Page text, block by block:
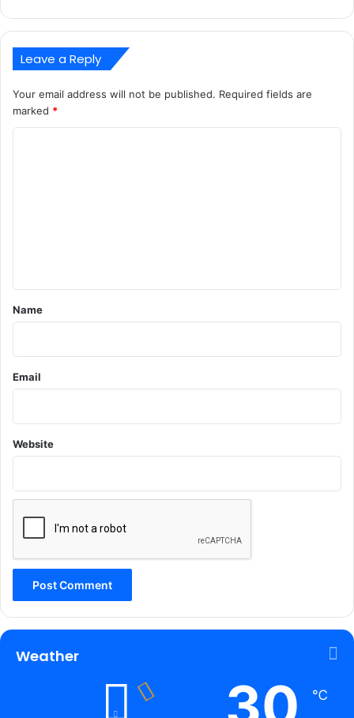
Leave a Reply
Your email address will not be published. Required fields are
marked *
*
Name
Email
Website
Weather
℃